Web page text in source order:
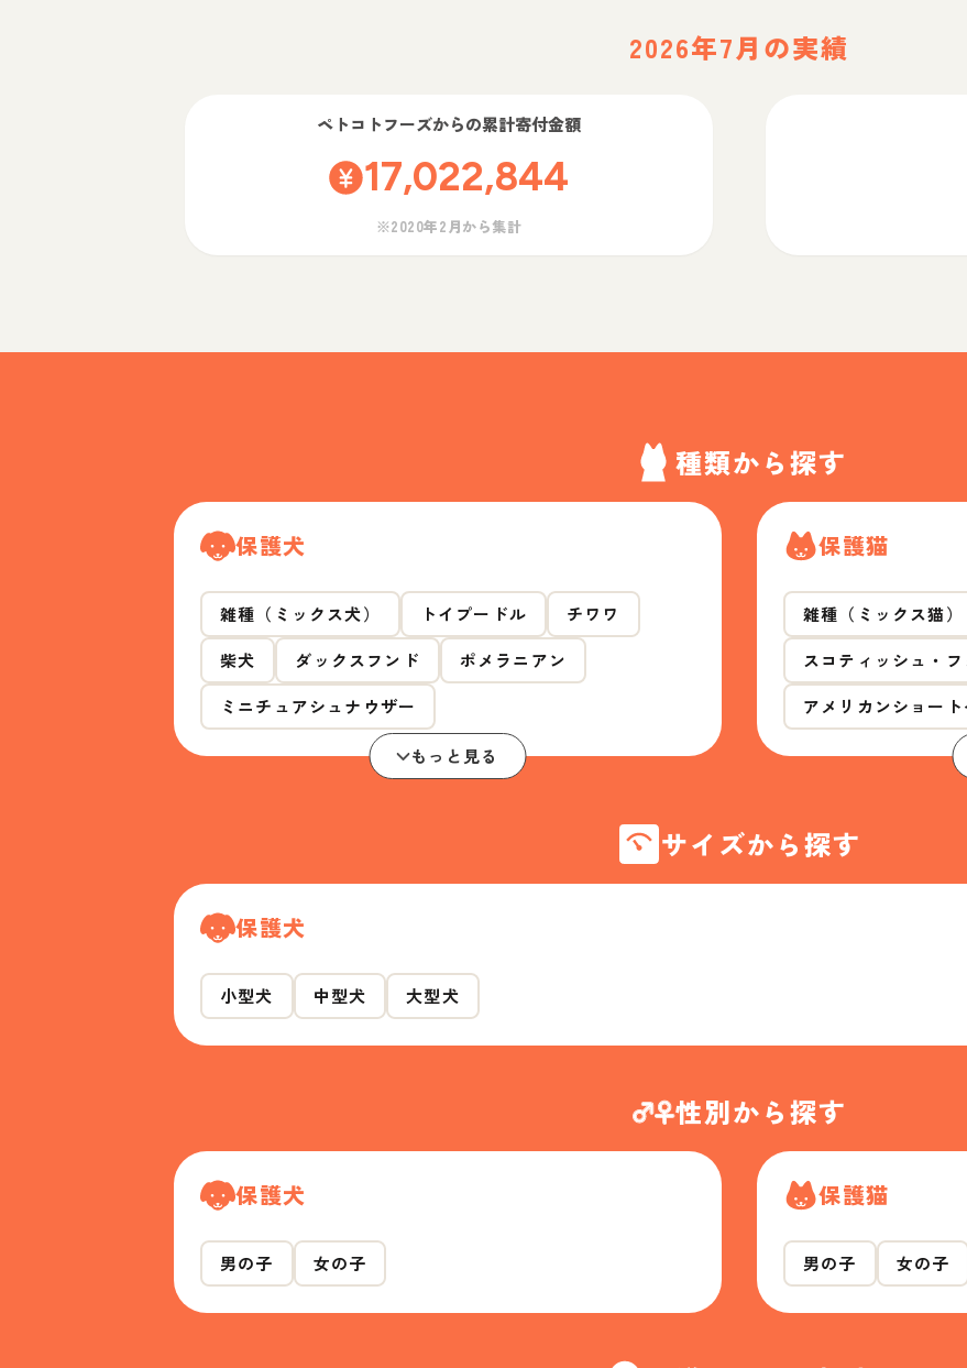
2026年7月の実績
ペトコトフーズからの累計寄付金額
17,022,844
※2020年2月から集計
種類から探す
保護犬
雑種（ミックス犬） トイプードル
チワワ
柴犬
ダックスフンド
ポメラニアン
ミニチュアシュナウザー
もっと見る
保護猫
雑種（ミックス猫）
スコティッシュ・
アメリカンショート
サイズから探す
保護犬
小型犬 中型犬 大型犬
性別から探す
保護犬
男の子 女の子
保護猫
男の子 女の子